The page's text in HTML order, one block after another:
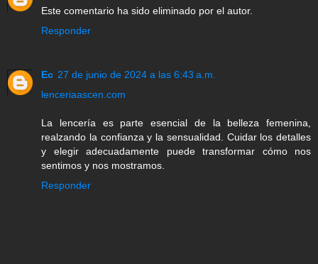
Este comentario ha sido eliminado por el autor.
Responder
Ec 27 de junio de 2024 a las 6:43 a.m.
lenceriaascen.com
La lencería es parte esencial de la belleza femenina,
realzando la confianza y la sensualidad. Cuidar los detalles
y elegir adecuadamente puede transformar cómo nos
sentimos y nos mostramos.
Responder